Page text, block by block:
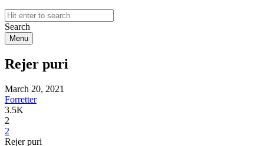
Search
Menu
Rejer puri
March 20, 2021
Forretter
3.5K
2
2
Rejer puri